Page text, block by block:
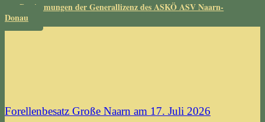
Bestimmungen der Generallizenz des ASKÖ ASV Naarn-
Donau
Forellenbesatz Große Naarn am 17. Juli 2026